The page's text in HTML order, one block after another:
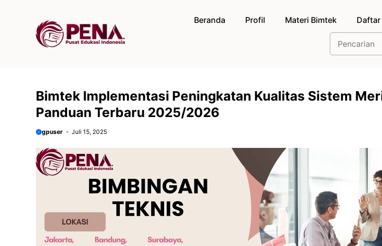
Beranda Profil Materi Bimtek Daftar
Bimtek Implementasi Peningkatan Kualitas Sistem
Panduan Terbaru 2025/2026
gpuser Juli 15, 2025